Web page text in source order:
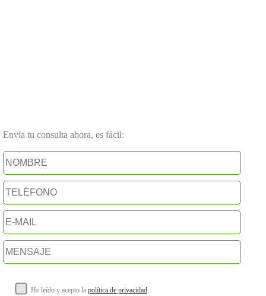
Envía tu consulta ahora, es fácil:
He leído y acepto la política de privacidad.